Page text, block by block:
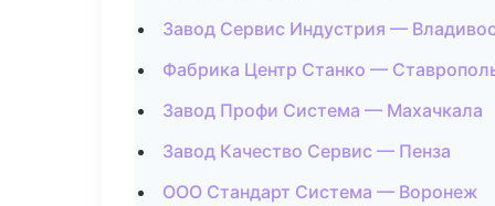
Завод Сервис Индустрия —
Фабрика Центр Станко —
Завод Профи Система — Махачкала
Завод Качество Сервис — Пенза
ООО Стандарт Система — Воронеж